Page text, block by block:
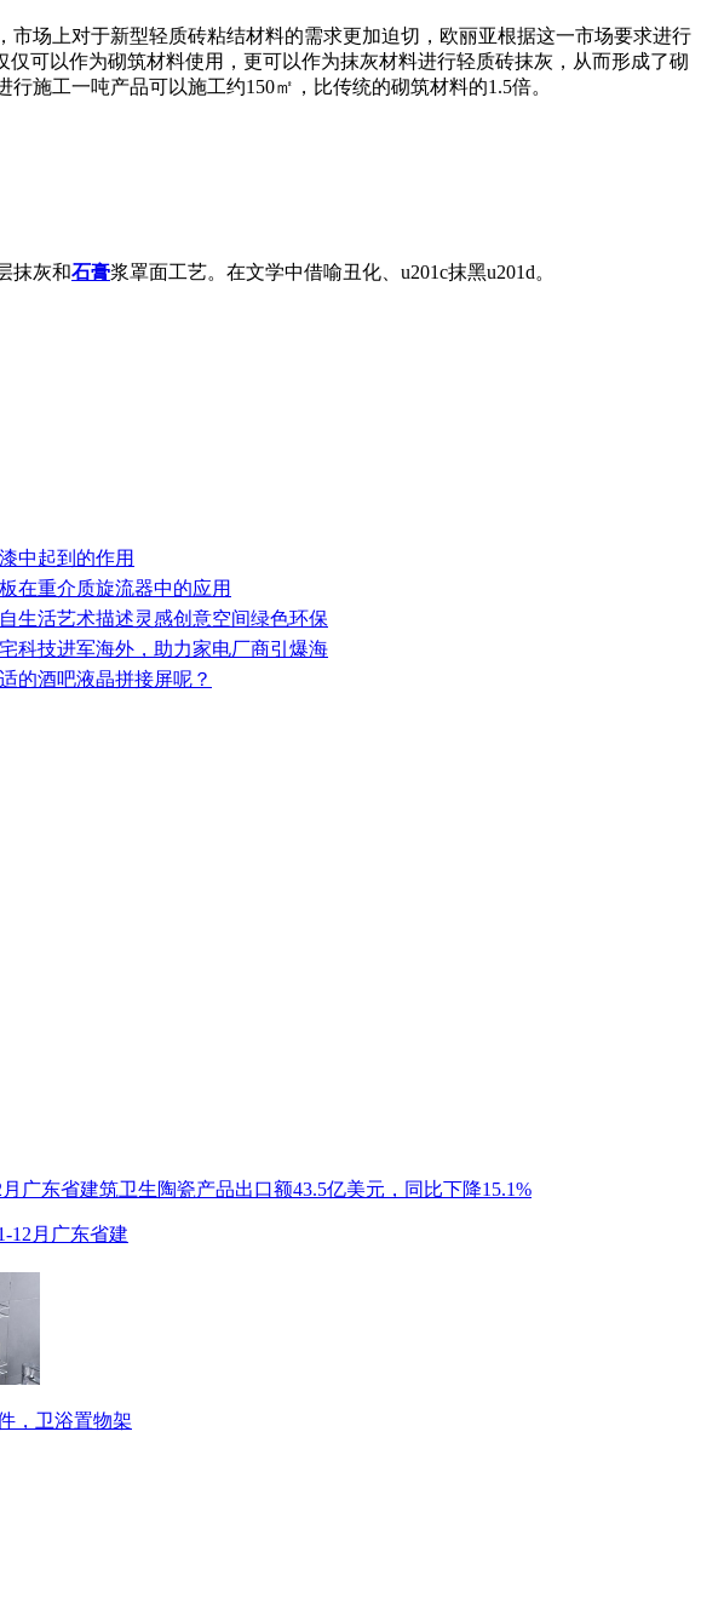
市场上对于新型轻质砖粘结材料的需求更加迫切，欧丽亚根据这一市场要求进行
可以作为砌筑材料使用，更可以作为抹灰材料进行轻质砖抹灰，从而形成了砌
施工一吨产品可以施工约150㎡，比传统的砌筑材料的1.5倍。
抹灰和石膏浆罩面工艺。在文学中借喻丑化、u201c抹黑u201d。
中起到的作用
在重介质旋流器中的应用
生活艺术描述灵感创意空间绿色环保
科技进军海外，助力家电厂商引爆海
的酒吧液晶拼接屏呢？
12月广东省建
，卫浴置物架